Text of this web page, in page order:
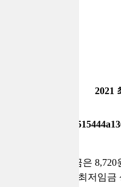
2021
2021년 최저임금은
랐는데요, 역대 최저임